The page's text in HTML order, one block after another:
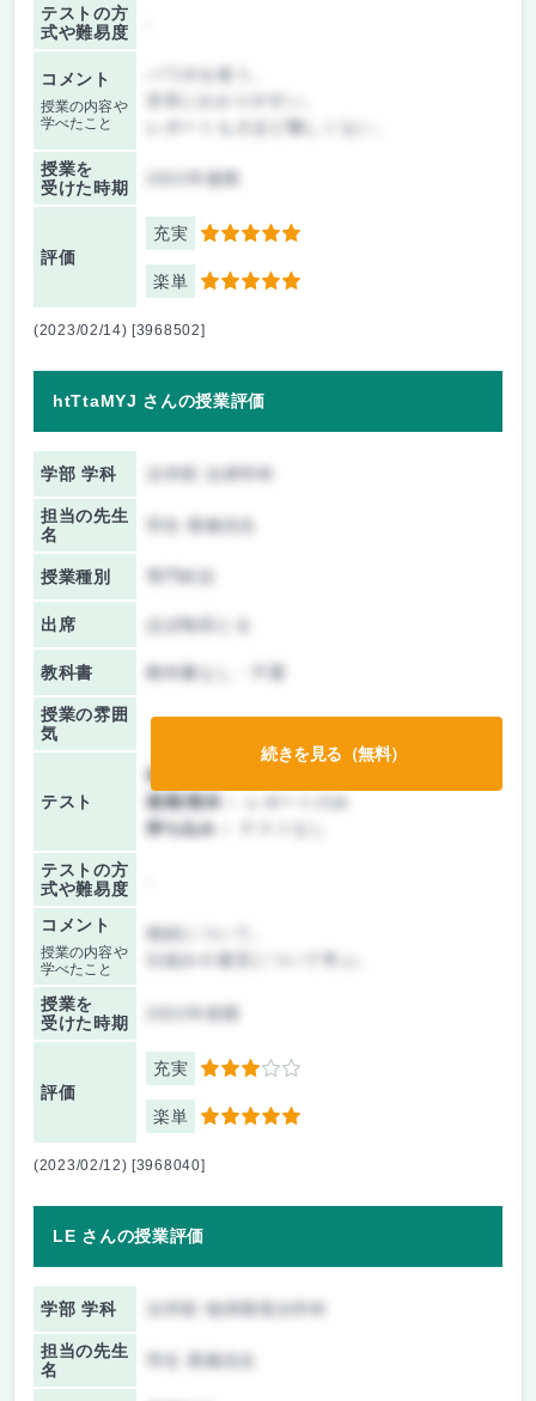
テストの方
式や難易度
コメント
授業の内容や
学べたこと
授業を
受けた時期
2022年後期
評価
充実 5
楽単 5
(2023/02/14) [3968502]
htTtaMYJ さんの授業評価
学部 学科
担当の先生
名
羽生 香織先生
授業種別
出席 ほぼ毎回とる
教科書 教科書なし・不要
授業の雰囲
気
テスト
前期/中間：
後期/期末：
持ち込み：
テストの方
式や難易度
コメント
授業の内容や
学べたこと
相続について。
仕組みや遺言について学ぶ。
授業を
受けた時期
評価
充実 3
楽単 5
続きを見る（無料）
(2023/02/12) [3968040]
LE さんの授業評価
学部 学科
担当の先生
名
羽生 香織先生